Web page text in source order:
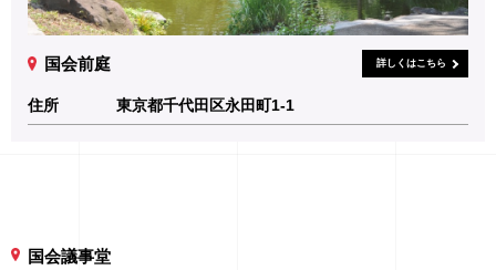
国会前庭 詳しくはこちら
住所 東京都千代田区永田町1-1
国会議事堂